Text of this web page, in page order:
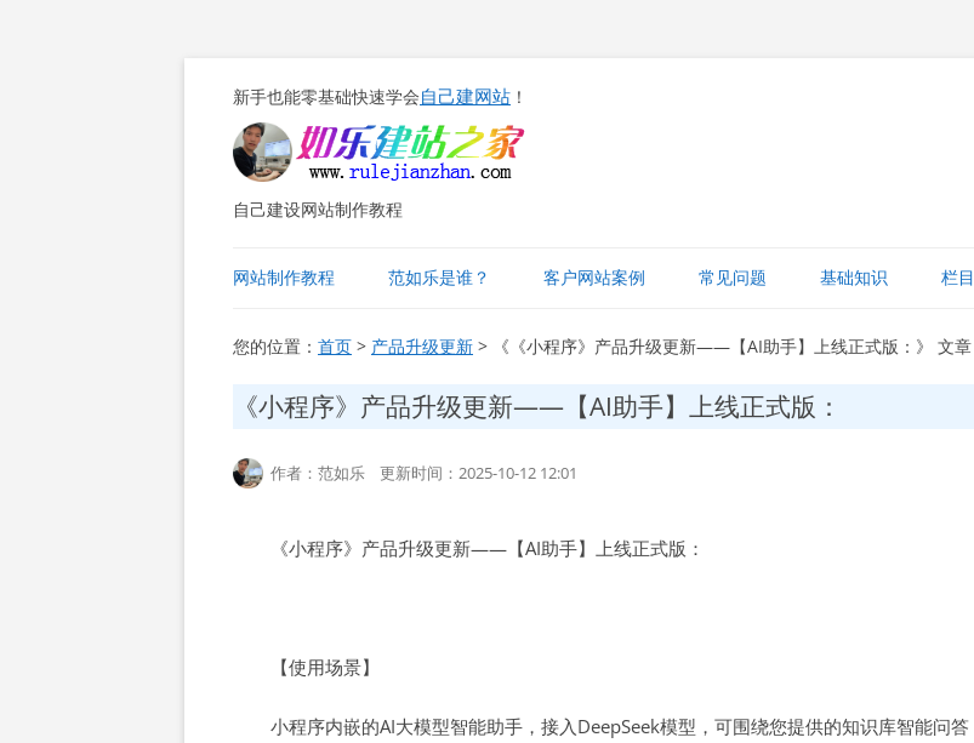
新手也能零基础快速学会自己建网站 ！
自己建设网站制作教程
至
正
网站制作教程 范如乐是谁？ 客户网站案例 常见问题 基础知识 栏
您的位置： 首页 > 产品升级更新 > 《《小程序》产品升级更新——【AI助手】上线正式版：》 文章
《小程序》产品升级更新——【AI助手】上线正式版：
作者：范如乐 更新时间：2025-10-12 12:01
《小程序》产品升级更新——【AI助手】上线正式版：
【使用场景】
小程序内嵌的AI大模型智能助手，接入DeepSeek模型，可围绕您提供的知识库智能问答